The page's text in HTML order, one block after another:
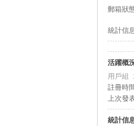
郵箱狀
統計信
活躍概
用戶組
註冊時
上次發
統計信